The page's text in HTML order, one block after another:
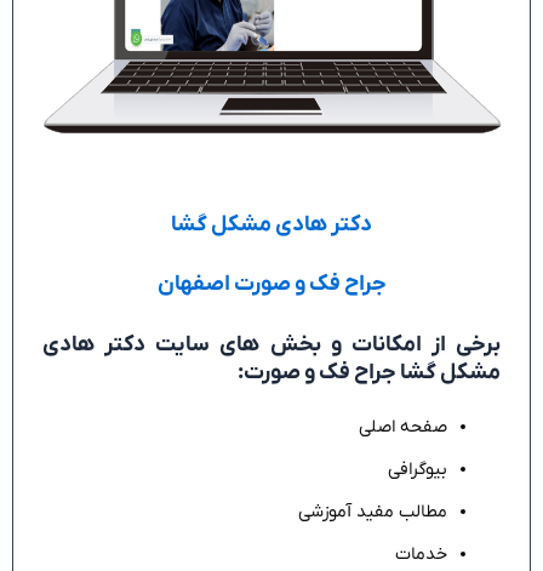
دکتر هادی مشکل گشا
جراح فک و صورت اصفهان
برخی از امکانات و بخش های سایت دکتر هادی
مشکل گشا جراح فک و صورت:
صفحه اصلی
بیوگرافی
مطالب مفید آموزشی
خدمات